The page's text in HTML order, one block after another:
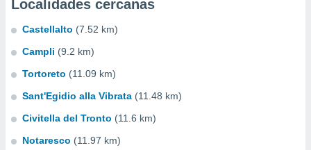
Localidades cercanas
Castellalto (7.52 km)
Campli (9.2 km)
Tortoreto (11.09 km)
Sant'Egidio alla Vibrata (11.48 km)
Civitella del Tronto (11.6 km)
Notaresco (11.97 km)